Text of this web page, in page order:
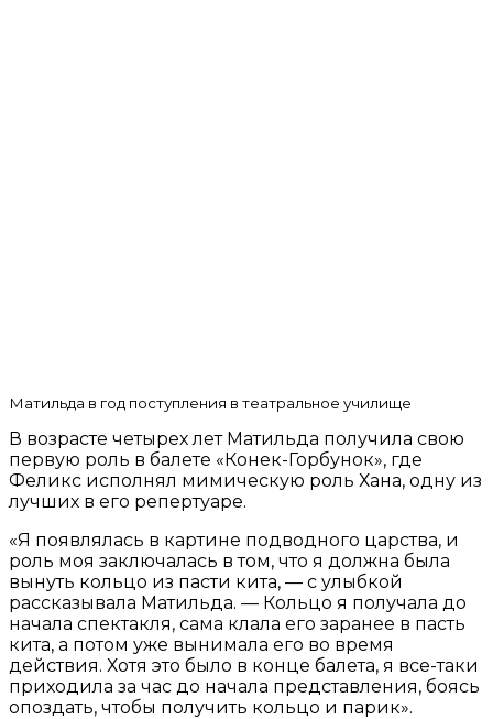
Матильда в год поступления в театральное училище
В возрасте четырех лет Матильда получила свою
первую роль в балете «Конек-Горбунок», где
Феликс исполнял мимическую роль Хана, одну из
лучших в его репертуаре.
«Я появлялась в картине подводного царства, и
роль моя заключалась в том, что я должна была
вынуть кольцо из пасти кита, — с улыбкой
рассказывала Матильда. — Кольцо я получала до
начала спектакля, сама клала его заранее в пасть
кита, а потом уже вынимала его во время
действия. Хотя это было в конце балета, я все-таки
приходила за час до начала представления, боясь
опоздать, чтобы получить кольцо и парик».